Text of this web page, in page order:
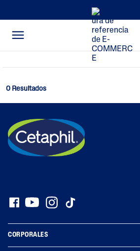
0 Resultados
CORPORALES